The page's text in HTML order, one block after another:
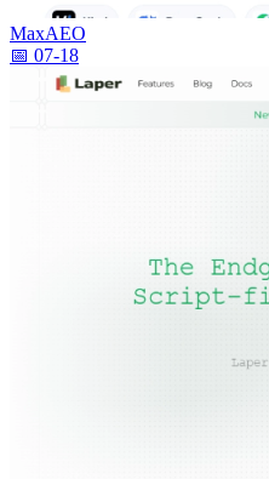
MaxAEO
📅 07-18